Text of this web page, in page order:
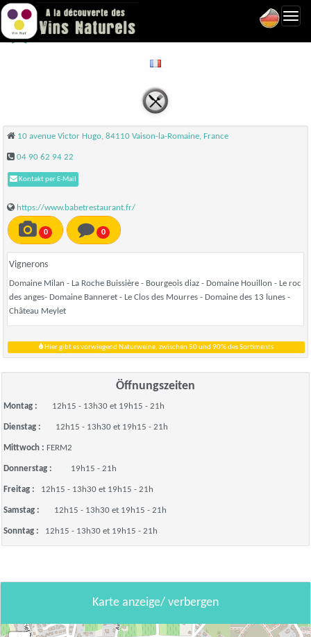
Babet - Vaison la Romaine
10 avenue Victor Hugo, 84110 Vaison-la-Romaine, France
04 90 62 94 22
Kontakt per E-Mail
https://www.babetrestaurant.fr/
0 0
Vignerons
Domaine Milan - La Roche Buissière - Bourgeois diaz - Domaine Houillon - Le roc
des anges- Domaine Banneret - Le Clos des Mourres - Domaine des 13 lunes -
Château Meylet
Hier gibt es vorwiegend Naturweine, zwischen 50 und 90% des Sortiments
Öffnungszeiten
Montag : 12h15 - 13h30 et 19h15 - 21h
Dienstag : 12h15 - 13h30 et 19h15 - 21h
Mittwoch : FERM2
Donnerstag : 19h15 - 21h
Freitag : 12h15 - 13h30 et 19h15 - 21h
Samstag : 12h15 - 13h30 et 19h15 - 21h
Sonntag : 12h15 - 13h30 et 19h15 - 21h
Karte anzeige/ verbergen